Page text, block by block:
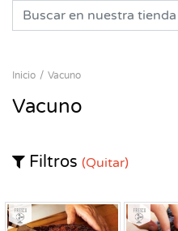
Inicio Vacuno
Vacuno
Filtros (Quitar)
Fresco Fresco